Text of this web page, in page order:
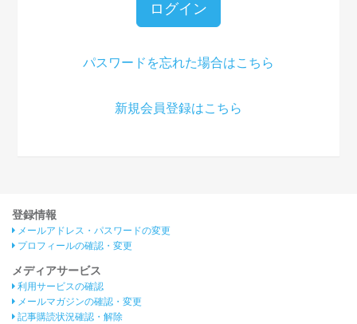
ログイン
パスワードを忘れた場合はこちら
新規会員登録はこちら
登録情報
メールアドレス・パスワードの変更
プロフィールの確認・変更
メディアサービス
利用サービスの確認
メールマガジンの確認・変更
記事購読状況確認・解除